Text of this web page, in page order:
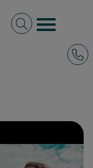
Burger
Volltextsuche